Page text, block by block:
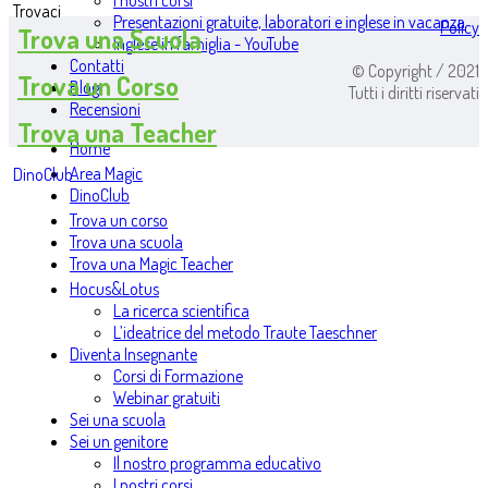
Presentazioni gratuite, laboratori e inglese in vacanza
Inglese in famiglia - YouTube
Contatti
Blog
Recensioni
Home
Area Magic
DinoClub
Trova un corso
Trova una scuola
Trova una Magic Teacher
Hocus&Lotus
La ricerca scientifica
L’ideatrice del metodo Traute Taeschner
Diventa Insegnante
Corsi di Formazione
Webinar gratuiti
Sei una scuola
Sei un genitore
Il nostro programma educativo
Trovaci
Trova una Scuola
Trova un Corso
Trova una Teacher
DinoClub
Policy
© Copyright / 2021
Tutti i diritti riservati